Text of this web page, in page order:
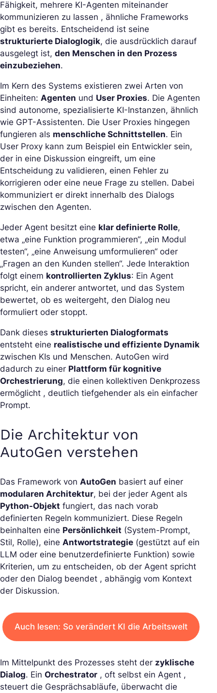
Fähigkeit, mehrere KI-Agenten miteinander
kommunizieren zu lassen , ähnliche Frameworks
gibt es bereits. Entscheidend ist seine
strukturierte Dialoglogik, die ausdrücklich darauf
ausgelegt ist, den Menschen in den Prozess
einzubeziehen.
Im Kern des Systems existieren zwei Arten von
Einheiten: Agenten und User Proxies. Die Agenten
sind autonome, spezialisierte KI-Instanzen, ähnlich
wie GPT-Assistenten. Die User Proxies hingegen
fungieren als menschliche Schnittstellen. Ein
User Proxy kann zum Beispiel ein Entwickler sein,
der in eine Diskussion eingreift, um eine
Entscheidung zu validieren, einen Fehler zu
korrigieren oder eine neue Frage zu stellen. Dabei
kommuniziert er direkt innerhalb des Dialogs
zwischen den Agenten.
Jeder Agent besitzt eine klar definierte Rolle,
etwa „eine Funktion programmieren“, „ein Modul
testen“, „eine Anweisung umformulieren“ oder
„Fragen an den Kunden stellen“. Jede Interaktion
folgt einem kontrollierten Zyklus: Ein Agent
spricht, ein anderer antwortet, und das System
bewertet, ob es weitergeht, den Dialog neu
formuliert oder stoppt.
Dank dieses strukturierten Dialogformats
entsteht eine realistische und effiziente Dynamik
zwischen KIs und Menschen. AutoGen wird
dadurch zu einer Plattform für kognitive
Orchestrierung, die einen kollektiven Denkprozess
ermöglicht , deutlich tiefgehender als ein einfacher
Prompt.
Die Architektur von
AutoGen verstehen
Das Framework von AutoGen basiert auf einer
modularen Architektur, bei der jeder Agent als
Python-Objekt fungiert, das nach vorab
definierten Regeln kommuniziert. Diese Regeln
beinhalten eine Persönlichkeit (System-Prompt,
Stil, Rolle), eine Antwortstrategie (gestützt auf ein
LLM oder eine benutzerdefinierte Funktion) sowie
Kriterien, um zu entscheiden, ob der Agent spricht
oder den Dialog beendet , abhängig vom Kontext
der Diskussion.
Auch lesen: So verändert KI die Arbeitswelt
Im Mittelpunkt des Prozesses steht der zyklische
Dialog. Ein Orchestrator , oft selbst ein Agent ,
steuert die Gesprächsabläufe, überwacht die